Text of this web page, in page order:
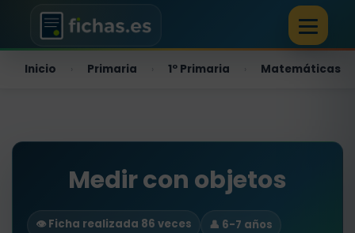
Inicio Primaria 1º Primaria Matemáticas
Medir con objetos
👁️ Ficha realizada 86 veces
👤 6-7 años